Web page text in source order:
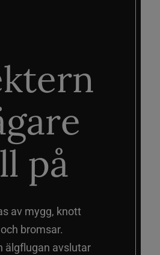
på
av mygg, knott
bromsar.
älgflugan avslutar